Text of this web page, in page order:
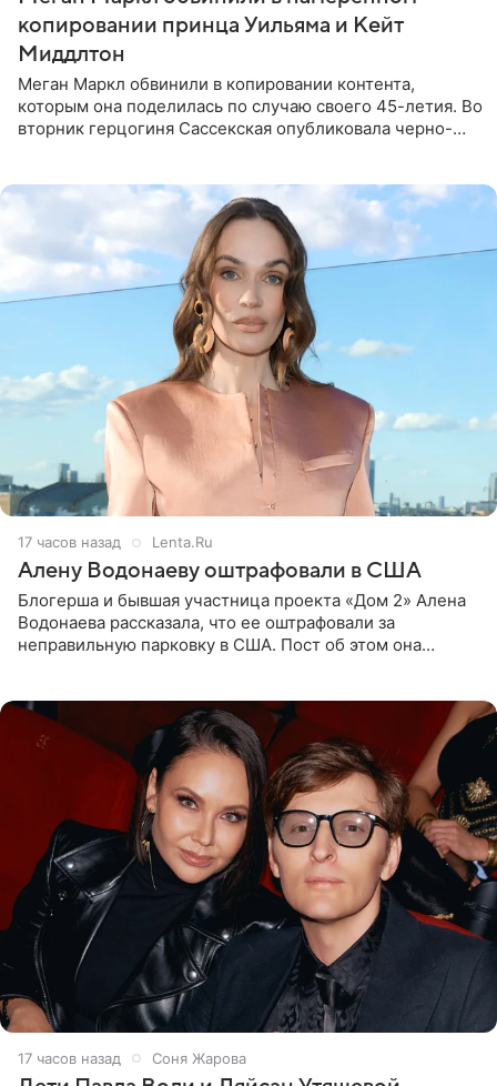
копировании принца Уильяма и Кейт
Миддлтон
Меган Маркл обвинили в копировании контента,
которым она поделилась по случаю своего 45-летия. Во
вторник герцогиня Сассекская опубликовала черно-
17 часов назад Lenta.Ru
Алену Водонаеву оштрафовали в США
Блогерша и бывшая участница проекта «Дом 2» Алена
Водонаева рассказала, что ее оштрафовали за
неправильную парковку в США. Пост об этом она
17 часов назад Соня Жарова